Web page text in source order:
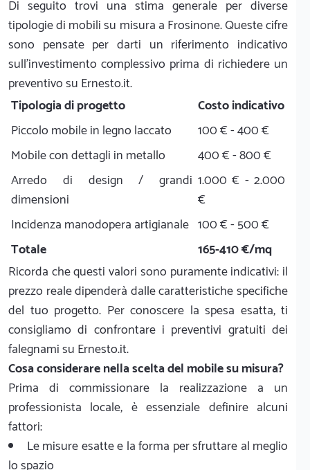
Di seguito trovi una stima generale per diverse
tipologie di mobili su misura a Frosinone. Queste cifre
sono pensate per darti un riferimento indicativo
sull'investimento complessivo prima di richiedere un
preventivo su Ernesto.it.
Tipologia di progetto
Costo indicativo
Piccolo mobile in legno laccato
100 € - 400 €
Mobile con dettagli in metallo
400 € - 800 €
Arredo di design / grandi
dimensioni
1.000 € - 2.000
€
Incidenza manodopera artigianale 100 € - 500 €
Totale
165-410 €/mq
Ricorda che questi valori sono puramente indicativi: il
prezzo reale dipenderà dalle caratteristiche specifiche
del tuo progetto. Per conoscere la spesa esatta, ti
consigliamo di confrontare i preventivi gratuiti dei
falegnami su Ernesto.it.
Cosa considerare nella scelta del mobile su misura?
Prima di commissionare la realizzazione a un
professionista locale, è essenziale definire alcuni
fattori:
Le misure esatte e la forma per sfruttare al meglio
lo spazio